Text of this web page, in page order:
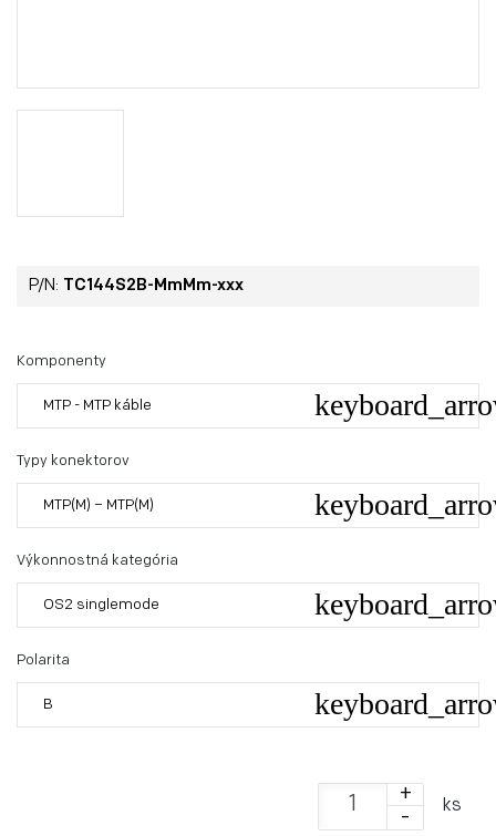
P/N: TC144S2B-MmMm-xxx
Komponenty
MTP - MTP káble
Typy konektorov
MTP(M) – MTP(M)
Výkonnostná kategória
OS2 singlemode
Polarita
B
+
-
ks